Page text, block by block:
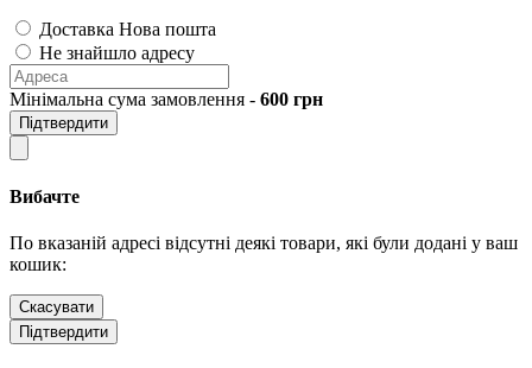
Доставка Нова пошта
Не знайшло адресу
Мінімальна сума замовлення - 600 грн
Підтвердити
Вибачте
По вказаній адресі відсутні деякі товари, які були додані у ваш
кошик:
Скасувати
Підтвердити